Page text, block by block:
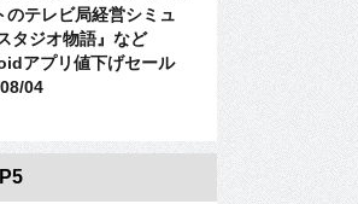
のテレビ局経営シミュ
タジオ物語』など
アプリ値下げセール
04